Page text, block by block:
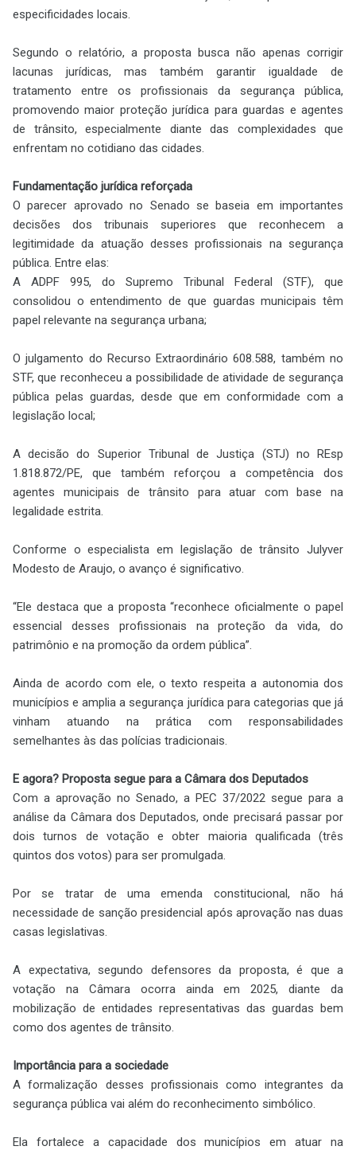
especificidades locais.
Segundo o relatório, a proposta busca não apenas corrigir
lacunas jurídicas, mas também garantir igualdade de
tratamento entre os profissionais da segurança pública,
promovendo maior proteção jurídica para guardas e agentes
de trânsito, especialmente diante das complexidades que
enfrentam no cotidiano das cidades.
Fundamentação jurídica reforçada
O parecer aprovado no Senado se baseia em importantes
decisões dos tribunais superiores que reconhecem a
legitimidade da atuação desses profissionais na segurança
pública. Entre elas:
A ADPF 995, do Supremo Tribunal Federal (STF), que
consolidou o entendimento de que guardas municipais têm
papel relevante na segurança urbana;
O julgamento do Recurso Extraordinário 608.588, também no
STF, que reconheceu a possibilidade de atividade de segurança
pública pelas guardas, desde que em conformidade com a
legislação local;
A decisão do Superior Tribunal de Justiça (STJ) no REsp
1.818.872/PE, que também reforçou a competência dos
agentes municipais de trânsito para atuar com base na
legalidade estrita.
Conforme o especialista em legislação de trânsito Julyver
Modesto de Araujo, o avanço é significativo.
“Ele destaca que a proposta “reconhece oficialmente o papel
essencial desses profissionais na proteção da vida, do
patrimônio e na promoção da ordem pública”.
Ainda de acordo com ele, o texto respeita a autonomia dos
municípios e amplia a segurança jurídica para categorias que já
vinham atuando na prática com responsabilidades
semelhantes às das polícias tradicionais.
E agora? Proposta segue para a Câmara dos Deputados
Com a aprovação no Senado, a PEC 37/2022 segue para a
análise da Câmara dos Deputados, onde precisará passar por
dois turnos de votação e obter maioria qualificada (três
quintos dos votos) para ser promulgada.
Por se tratar de uma emenda constitucional, não há
necessidade de sanção presidencial após aprovação nas duas
casas legislativas.
A expectativa, segundo defensores da proposta, é que a
votação na Câmara ocorra ainda em 2025, diante da
mobilização de entidades representativas das guardas bem
como dos agentes de trânsito.
Importância para a sociedade
A formalização desses profissionais como integrantes da
segurança pública vai além do reconhecimento simbólico.
Ela fortalece a capacidade dos municípios em atuar na